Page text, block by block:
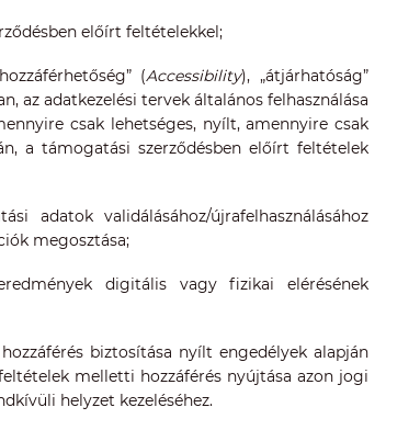
előírt feltételekkel;
(Accessibility), „átjárhatóság”
az adatkezelési tervek általános felhasználása
csak lehetséges, nyílt, amennyire csak
a támogatási szerződésben előírt feltételek
adatok validálásához/újrafelhasználásához
megosztása;
digitális vagy fizikai elérésének
biztosítása nyílt engedélyek alapján
melletti hozzáférés nyújtása azon jogi
helyzet kezeléséhez.